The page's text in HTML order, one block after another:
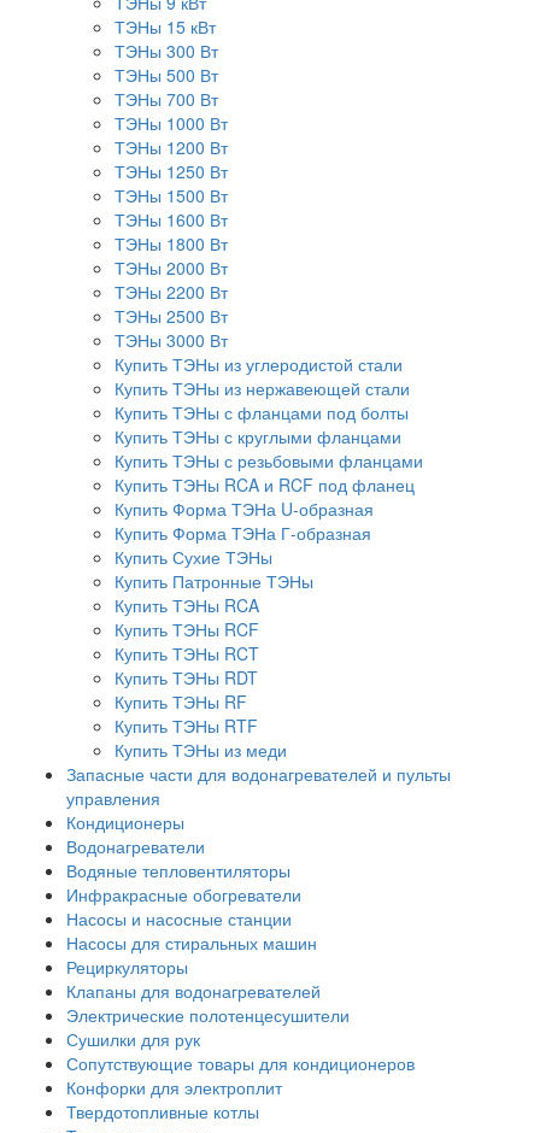
ТЭНы 15 кВт
ТЭНы 300 Вт
ТЭНы 500 Вт
ТЭНы 700 Вт
ТЭНы 1000 Вт
ТЭНы 1200 Вт
ТЭНы 1250 Вт
ТЭНы 1500 Вт
ТЭНы 1600 Вт
ТЭНы 1800 Вт
ТЭНы 2000 Вт
ТЭНы 2200 Вт
ТЭНы 2500 Вт
ТЭНы 3000 Вт
Купить ТЭНы из углеродистой стали
Купить ТЭНы из нержавеющей стали
Купить ТЭНы с фланцами под болты
Купить ТЭНы с круглыми фланцами
Купить ТЭНы с резьбовыми фланцами
Купить ТЭНы RCA и RCF под фланец
Купить Форма ТЭНа U-образная
Купить Форма ТЭНа Г-образная
Купить Сухие ТЭНы
Купить Патронные ТЭНы
Купить ТЭНы RCA
Купить ТЭНы RCF
Купить ТЭНы RCT
Купить ТЭНы RDT
Купить ТЭНы RF
Купить ТЭНы RTF
Купить ТЭНы из меди
Запасные части для водонагревателей и пульты
управления
Кондиционеры
Водонагреватели
Водяные тепловентиляторы
Инфракрасные обогреватели
Насосы и насосные станции
Насосы для стиральных машин
Рециркуляторы
Клапаны для водонагревателей
Электрические полотенцесушители
Сушилки для рук
Сопутствующие товары для кондиционеров
Конфорки для электроплит
Твердотопливные котлы